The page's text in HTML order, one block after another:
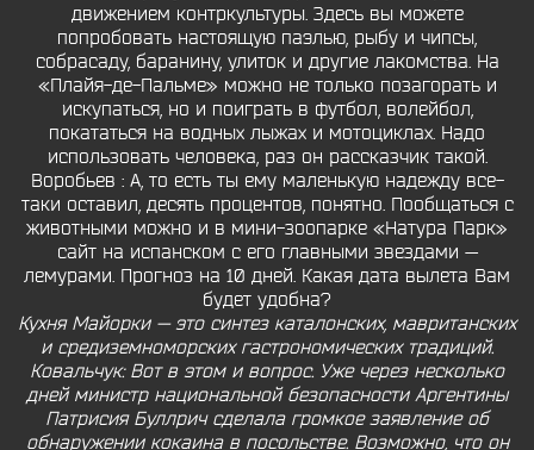
движением контркультуры. Здесь вы можете
попробовать настоящую паэлью, рыбу и чипсы,
собрасаду, баранину, улиток и другие лакомства. На
«Плайя-де-Пальме» можно не только позагорать и
искупаться, но и поиграть в футбол, волейбол,
покататься на водных лыжах и мотоциклах. Надо
использовать человека, раз он рассказчик такой.
Воробьев : А, то есть ты ему маленькую надежду все-
таки оставил, десять процентов, понятно. Пообщаться с
животными можно и в мини-зоопарке «Натура Парк»
сайт на испанском с его главными звездами —
лемурами. Прогноз на 10 дней. Какая дата вылета Вам
будет удобна?
Кухня Майорки — это синтез каталонских, мавританских
и средиземноморских гастрономических традиций.
Ковальчук: Вот в этом и вопрос. Уже через несколько
дней министр национальной безопасности Аргентины
Патрисия Буллрич сделала громкое заявление об
обнаружении кокаина в посольстве. Возможно, что он